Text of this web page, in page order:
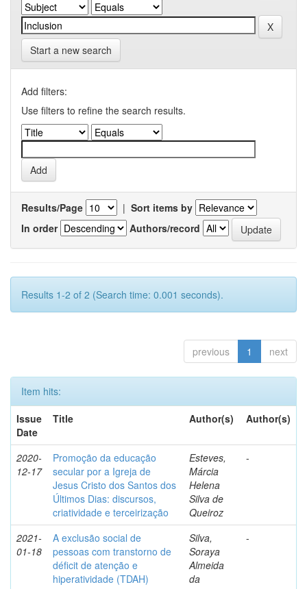
Start a new search
Add filters:
Use filters to refine the search results.
Results/Page | Sort items by
In order
Authors/record
Results 1-2 of 2 (Search time: 0.001 seconds).
previous 1 next
Item hits:
Issue
Date
Title Author(s) Author(s)
2020-
12-17
Promoção da educação
secular por a Igreja de
Jesus Cristo dos Santos dos
Últimos Dias: discursos,
criatividade e terceirização
Esteves,
Márcia
Helena
Silva de
Queiroz
-
2021-
01-18
A exclusão social de
pessoas com transtorno de
déficit de atenção e
hiperatividade (TDAH)
Silva,
Soraya
Almeida
da
-